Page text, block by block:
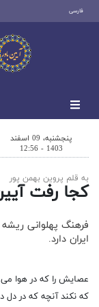
فارسی
پنجشنبه، 09 اسفند
1403 - 12:56
به قلم پروین بهمن پور
کجا رفت
فرهنگ پهلوانی
ایران دارد.
عصایش را که در هوا
که نکند آنچه که در دل